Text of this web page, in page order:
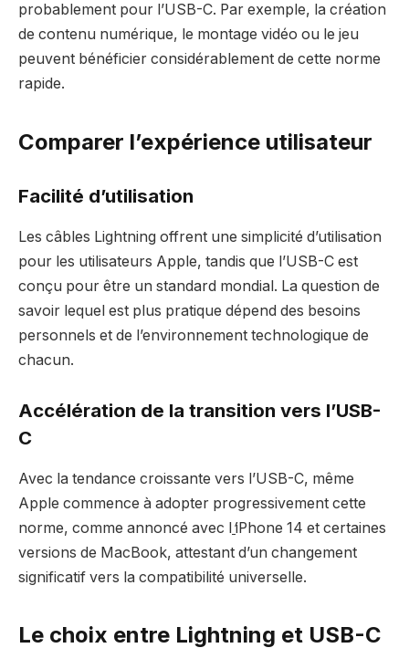
probablement pour l’USB-C. Par exemple, la création
de contenu numérique, le montage vidéo ou le jeu
peuvent bénéficier considérablement de cette norme
rapide.
Comparer l’expérience utilisateur
Facilité d’utilisation
Les câbles Lightning offrent une simplicité d’utilisation
pour les utilisateurs Apple, tandis que l’USB-C est
conçu pour être un standard mondial. La question de
savoir lequel est plus pratique dépend des besoins
personnels et de l’environnement technologique de
chacun.
Accélération de la transition vers l’USB-
C
Avec la tendance croissante vers l’USB-C, même
Apple commence à adopter progressivement cette
norme, comme annoncé avec l’iPhone 14 et certaines
versions de MacBook, attestant d’un changement
significatif vers la compatibilité universelle.
Le choix entre Lightning et USB-C